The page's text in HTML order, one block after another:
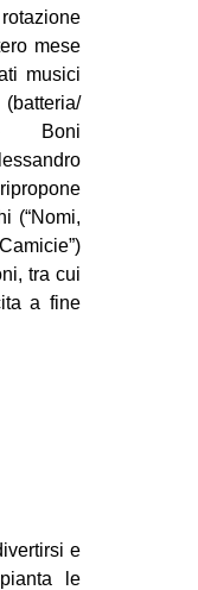
mese
musici
Boni
(“Nomi,
tra cui
a fine
e
le